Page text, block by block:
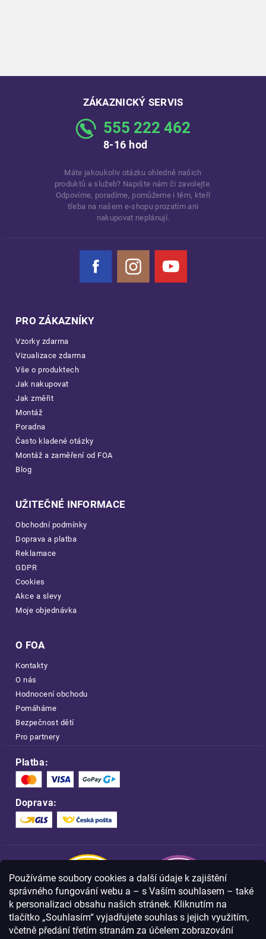
Používáme soubory cookies a další údaje k zajištění
správného fungování webu a – s Vaším souhlasem – také
k personalizaci obsahu našich stránek. Kliknutím na
tlačítko „Souhlasím“ vyjadřujete souhlas s jejich využitím,
včetně předání třetím stranám za účelem zobrazování
ZÁKAZNICKÝ SERVIS
555 222 462
8-16 hod
Máte jakoukoliv otázku ohledně našich
produktů a služeb? Napište nám či zavolejte.
Odpovíme, poradíme, pomůžeme i těm, kteří
třeba na našem e-shopu prozatím ani
nakupovat neplánují.
Facebook Instagram YouTube
PRO ZÁKAZNÍKY
Vzorky zdarma
Vizualizace zdarma
Vše o produktech
Jak nakupovat
Jak změřit
Montáž
Poradna
Často kladené otázky
Montáž a zaměření od FOA
Blog
UŽITEČNÉ INFORMACE
Obchodní podmínky
Doprava a platba
Reklamace
GDPR
Cookies
Akce a slevy
Moje objednávka
O FOA
Kontakty
O nás
Hodnocení obchodu
Pomáháme
Bezpečnost dětí
Pro partnery
Platba:
Doprava:
Nakupujte na FOA bezpečně a bez obav.